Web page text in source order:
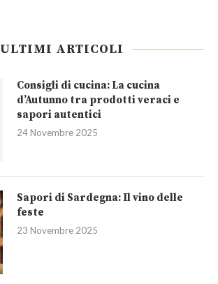
ULTIMI ARTICOLI
Consigli di cucina: La cucina
d’Autunno tra prodotti veraci e
sapori autentici
24 Novembre 2025
Sapori di Sardegna: Il vino delle
feste
23 Novembre 2025